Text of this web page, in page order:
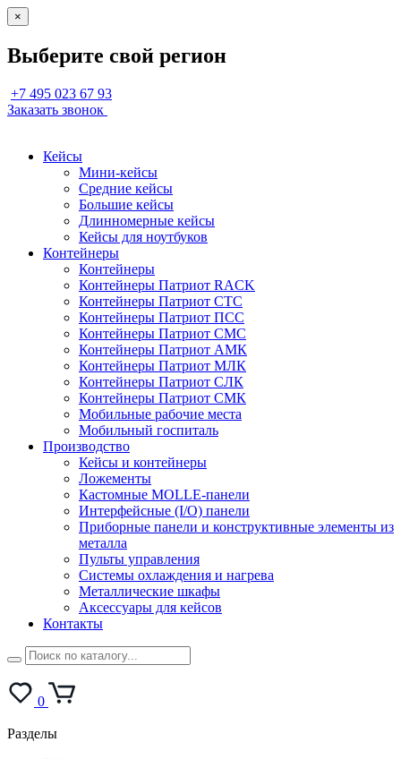
×
Выберите свой регион
+7 495 023 67 93
Заказать звонок
Кейсы
Мини-кейсы
Средние кейсы
Большие кейсы
Длинномерные кейсы
Кейсы для ноутбуков
Контейнеры
Контейнеры
Контейнеры Патриот RACK
Контейнеры Патриот СТС
Контейнеры Патриот ПСС
Контейнеры Патриот СМС
Контейнеры Патриот АМК
Контейнеры Патриот МЛК
Контейнеры Патриот СЛК
Контейнеры Патриот СМК
Мобильные рабочие места
Мобильный госпиталь
Производство
Кейсы и контейнеры
Ложементы
Кастомные MOLLE-панели
Интерфейсные (I/O) панели
Приборные панели и конструктивные элементы из
металла
Пульты управления
Системы охлаждения и нагрева
Металлические шкафы
Аксессуары для кейсов
Контакты
0
Разделы